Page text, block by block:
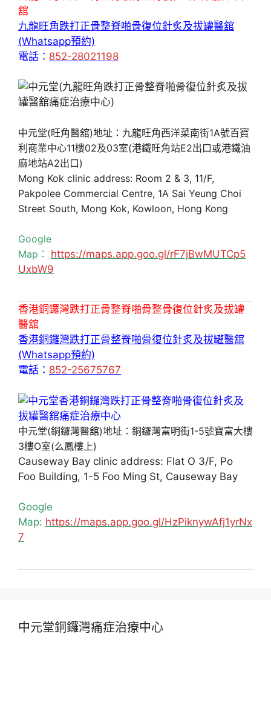
舘
九龍旺角跌打正骨整脊啪骨復位針炙及拔罐醫舘
(Whatsapp預約)
電話： 852-28021198
中元堂(旺角醫舘)地址：九龍旺角西洋菜南街1A號百寶
利商業中心11樓02及03室(港鐵旺角站E2出口或港鐵油
麻地站A2出口)
Mong Kok clinic address: Room 2 & 3, 11/F,
Pakpolee Commercial Centre, 1A Sai Yeung Choi
Street South, Mong Kok, Kowloon, Hong Kong
Google
Map： https://maps.app.goo.gl/rF7jBwMUTCp5
UxbW9
香港銅鑼灣跌打正骨整脊啪骨整骨復位針炙及拔罐
醫舘
香港銅鑼灣跌打正骨整脊啪骨復位針炙及拔罐醫舘
(Whatsapp預約)
電話： 852-25675767
中元堂(銅鑼灣醫舘)地址：銅鑼灣富明街1-5號寶富大樓
3樓O室(么鳳樓上)
Causeway Bay clinic address: Flat O 3/F, Po
Foo Building, 1-5 Foo Ming St, Causeway Bay
Google
Map: https://maps.app.goo.gl/HzPiknywAfj1yrNx
7
中元堂銅鑼灣痛症治療中心